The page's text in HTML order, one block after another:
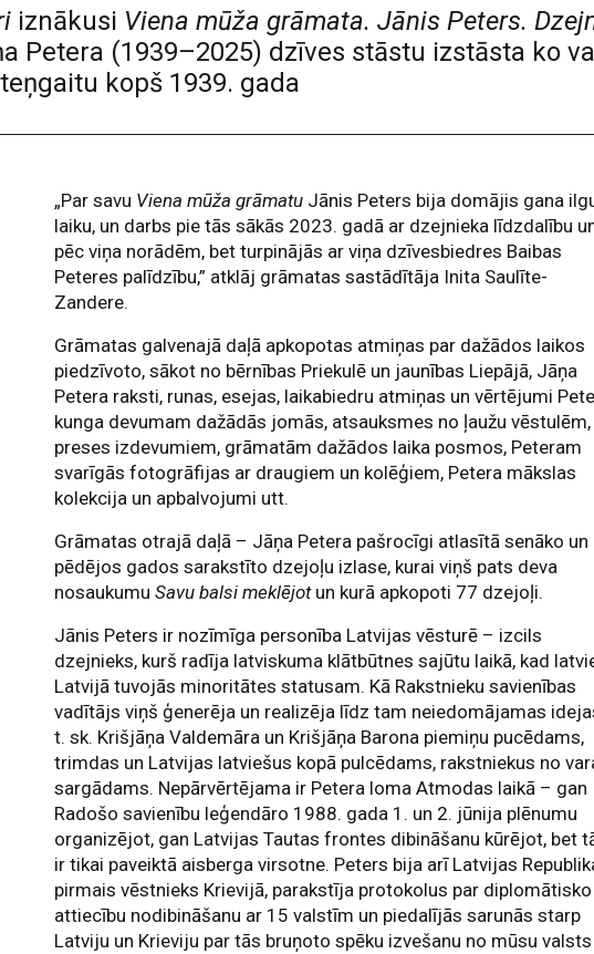
iznākusi Viena mūža grāmata. Jānis Peters.
Petera (1939–2025) dzīves stāstu izstāsta ko
kopš 1939. gada
„Par savu Viena mūža grāmatu Jānis Peters bija domājis gana
laiku, un darbs pie tās sākās 2023. gadā ar dzejnieka līdzdalību
pēc viņa norādēm, bet turpinājās ar viņa dzīvesbiedres Baibas
Peteres palīdzību,” atklāj grāmatas sastādītāja Inita Saulīte-
Zandere.
Grāmatas galvenajā daļā apkopotas atmiņas par dažādos laikos
piedzīvoto, sākot no bērnības Priekulē un jaunības Liepājā, Jāņa
Petera raksti, runas, esejas, laikabiedru atmiņas un vērtējumi
kunga devumam dažādās jomās, atsauksmes no ļaužu vēstulēm,
preses izdevumiem, grāmatām dažādos laika posmos, Peteram
svarīgās fotogrāfijas ar draugiem un kolēģiem, Petera mākslas
kolekcija un apbalvojumi utt.
Grāmatas otrajā daļā – Jāņa Petera pašrocīgi atlasītā senāko un
pēdējos gados sarakstīto dzejoļu izlase, kurai viņš pats deva
nosaukumu Savu balsi meklējotun kurā apkopoti 77 dzejoļi.
Jānis Peters ir nozīmīga personība Latvijas vēsturē – izcils
dzejnieks, kurš radīja latviskuma klātbūtnes sajūtu laikā, kad
Latvijā tuvojās minoritātes statusam. Kā Rakstnieku savienības
vadītājs viņš ģenerēja un realizēja līdz tam neiedomājamas
t. sk. Krišjāņa Valdemāra un Krišjāņa Barona piemiņu pucēdams,
trimdas un Latvijas latviešus kopā pulcēdams, rakstniekus no
sargādams. Nepārvērtējama ir Petera loma Atmodas laikā – gan
Radošo savienību leģendāro 1988. gada 1. un 2. jūnija plēnumu
organizējot, gan Latvijas Tautas frontes dibināšanu kūrējot, bet
ir tikai paveiktā aisberga virsotne. Peters bija arī Latvijas
pirmais vēstnieks Krievijā, parakstīja protokolus par diplomātisko
attiecību nodibināšanu ar 15 valstīm un piedalījās sarunās starp
Latviju un Krieviju par tās bruņoto spēku izvešanu no mūsu valsts